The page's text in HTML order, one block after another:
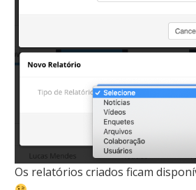
Os relatórios criados ficam